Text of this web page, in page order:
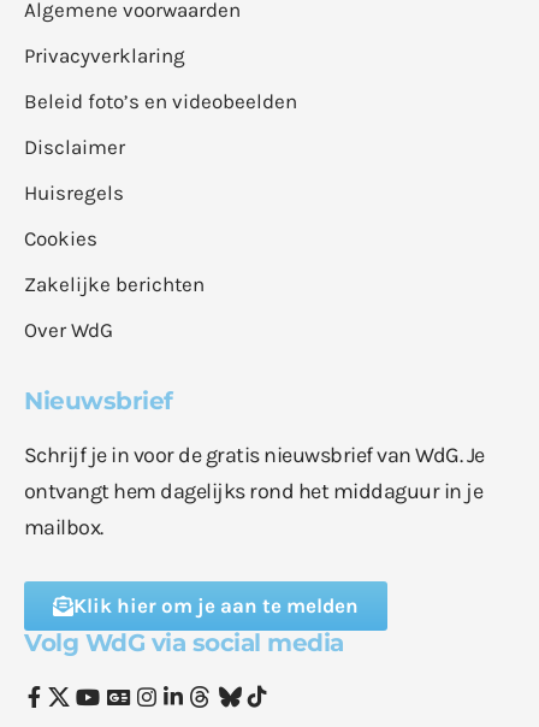
Algemene voorwaarden
Privacyverklaring
Beleid foto’s en videobeelden
Disclaimer
Huisregels
Cookies
Zakelijke berichten
Over WdG
Nieuwsbrief
Schrijf je in voor de gratis nieuwsbrief van WdG. Je
ontvangt hem dagelijks rond het middaguur in je
mailbox.
Klik hier om je aan te melden
Volg WdG via social media